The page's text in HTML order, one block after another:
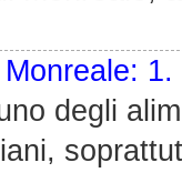
degli